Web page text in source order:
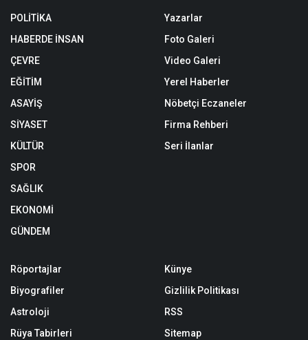
POLİTİKA
HABERDE İNSAN
ÇEVRE
EĞİTİM
ASAYİŞ
SİYASET
KÜLTÜR
SPOR
SAĞLIK
EKONOMİ
GÜNDEM
Yazarlar
Foto Galeri
Video Galeri
Yerel Haberler
Nöbetçi Eczaneler
Firma Rehberi
Seri İlanlar
Röportajlar
Biyografiler
Astroloji
Rüya Tabirleri
Künye
Gizlilik Politikası
RSS
Sitemap